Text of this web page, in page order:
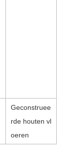
Geconstruee
rde houten vl
oeren